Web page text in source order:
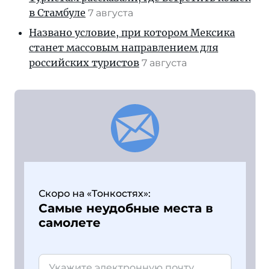
в Стамбуле 7 августа
Названо условие, при котором Мексика
станет массовым направлением для
российских туристов 7 августа
Скоро на «Тонкостях»:
Самые неудобные места в
самолете